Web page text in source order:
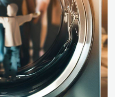
الكهربائية والتأكد من
لإصلاح الأعطال بشكل صحيح
بخدمة العملاء للحصول على
صيانة مؤهل. تصليح غسالات